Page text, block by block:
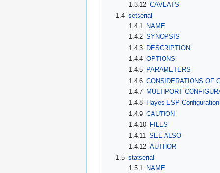
1.3.12 CAVEATS
1.4 setserial
1.4.1 NAME
1.4.2 SYNOPSIS
1.4.3 DESCRIPTION
1.4.4 OPTIONS
1.4.5 PARAMETERS
1.4.6 CONSIDERATIONS OF
1.4.7 MULTIPORT
1.4.8 Hayes ESP Configuration
1.4.9 CAUTION
1.4.10 FILES
1.4.11 SEE ALSO
1.4.12 AUTHOR
1.5 statserial
1.5.1 NAME